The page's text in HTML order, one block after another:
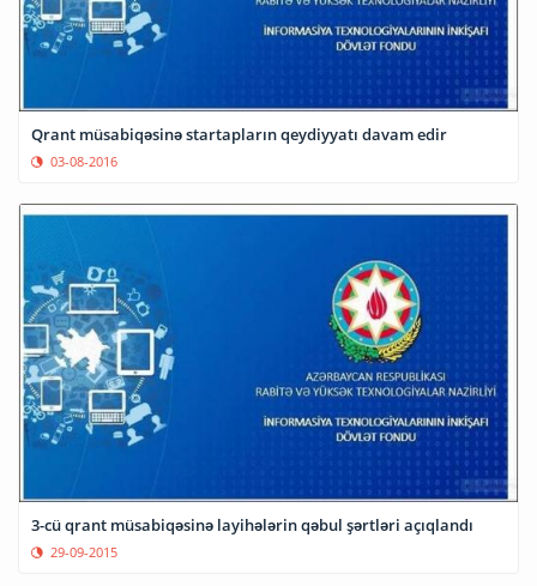
Qrant müsabiqəsinə startapların qeydiyyatı davam edir
03-08-2016
3-cü qrant müsabiqəsinə layihələrin qəbul şərtləri açıqlandı
29-09-2015